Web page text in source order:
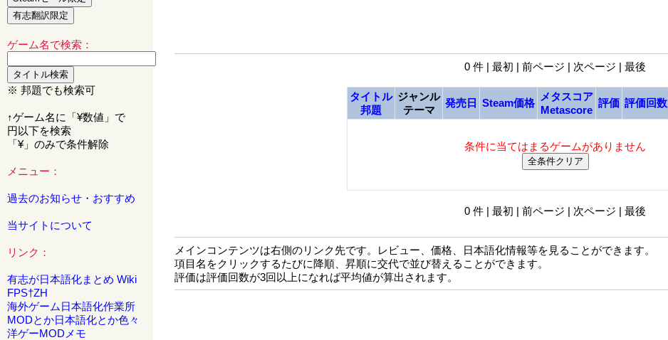
ゲーム名で検索：
※ 邦題でも検索可
↑ゲーム名に「¥数値」で
円以下を検索
「¥」のみで条件解除
メニュー：
過去のお知らせ・おすすめ
当サイトについて
リンク：
有志が日本語化まとめ Wiki
FPS†ZH
海外ゲーム日本語化作業所
MODとか日本語化とか色々
洋ゲーMODメモ
0 件 | 最初 | 前ページ | 次ページ | 最後
タイトル
邦題
ジャンル
テーマ
発売日 Steam価格
メタスコア
Metascore
評価 評価回数
条件に当てはまるゲームがありません
0 件 | 最初 | 前ページ | 次ページ | 最後
メインコンテンツは右側のリンク先です。レビュー、価格、日本語化情報等を見ることができます。
項目名をクリックするたびに降順、昇順に交代で並び替えることができます。
評価は評価回数が3回以上になれば平均値が算出されます。